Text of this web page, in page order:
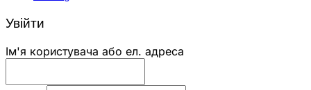
Увійти
Ім'я користувача або ел. адреса